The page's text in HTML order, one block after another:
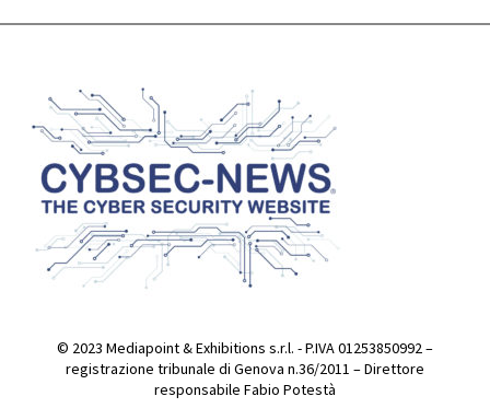
004MOV
© 2023 Mediapoint & Exhibitions s.r.l. - P.IVA 01253850992 –
registrazione tribunale di Genova n.36/2011 – Direttore
responsabile Fabio Potestà